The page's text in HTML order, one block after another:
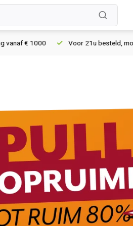
Voor 21u besteld, morgen in huis*